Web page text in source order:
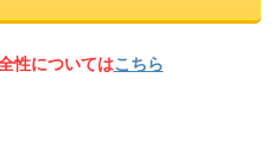
性についてはこちら